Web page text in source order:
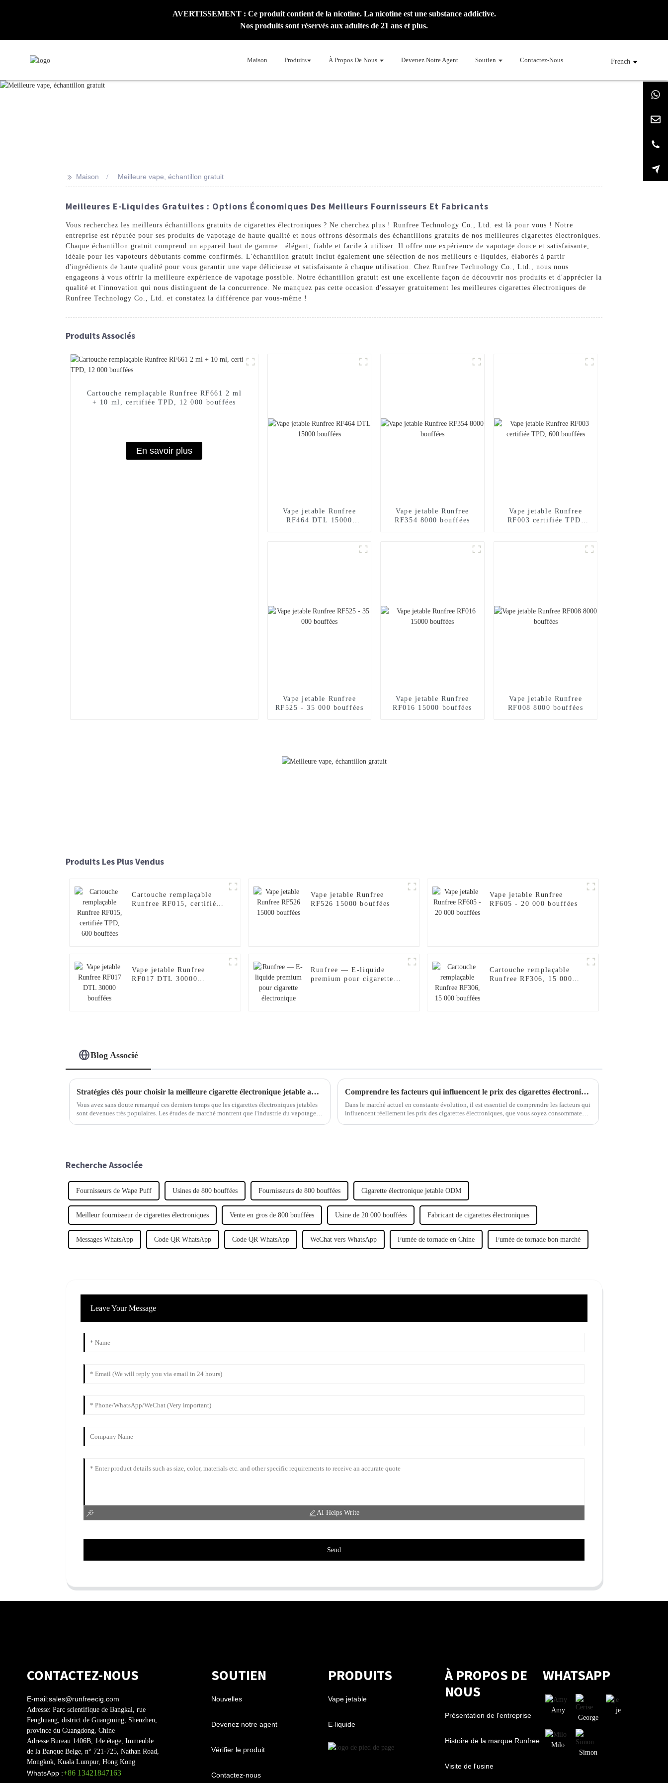
AVERTISSEMENT : Ce produit contient de la nicotine. La nicotine est une substance addictive.
Nos produits sont réservés aux adultes de 21 ans et plus.
Maison Produits À Propos De Nous Devenez Notre Agent Soutien Contactez-Nous French
>> Maison Meilleure vape, échantillon gratuit
Meilleures E-Liquides Gratuites : Options Économiques Des Meilleurs Fournisseurs Et Fabricants
Vous recherchez les meilleurs échantillons gratuits de cigarettes électroniques ? Ne cherchez plus ! Runfree Technology Co., Ltd. est là pour vous ! Notre
entreprise est réputée pour ses produits de vapotage de haute qualité et nous offrons désormais des échantillons gratuits de nos meilleures cigarettes électroniques.
Chaque échantillon gratuit comprend un appareil haut de gamme : élégant, fiable et facile à utiliser. Il offre une expérience de vapotage douce et satisfaisante,
idéale pour les vapoteurs débutants comme confirmés. L'échantillon gratuit inclut également une sélection de nos meilleurs e-liquides, élaborés à partir
d'ingrédients de haute qualité pour vous garantir une vape délicieuse et satisfaisante à chaque utilisation. Chez Runfree Technology Co., Ltd., nous nous
engageons à vous offrir la meilleure expérience de vapotage possible. Notre échantillon gratuit est une excellente façon de découvrir nos produits et d'apprécier la
qualité et l'innovation qui nous distinguent de la concurrence. Ne manquez pas cette occasion d'essayer gratuitement les meilleures cigarettes électroniques de
Runfree Technology Co., Ltd. et constatez la différence par vous-même !
Produits Associés
Cartouche remplaçable Runfree RF661 2 ml
+ 10 ml, certifiée TPD, 12 000 bouffées
En savoir plus
Vape jetable Runfree
RF464 DTL 15000
Vape jetable Runfree
RF354 8000 bouffées
Vape jetable Runfree
RF003 certifiée TPD,
Vape jetable Runfree
RF525 - 35 000 bouffées
Vape jetable Runfree
RF016 15000 bouffées
Vape jetable Runfree
RF008 8000 bouffées
Produits Les Plus Vendus
Cartouche remplaçable
Runfree RF015, certifiée
Vape jetable Runfree
RF526 15000 bouffées
Vape jetable Runfree
RF605 - 20 000 bouffées
Vape jetable Runfree
RF017 DTL 30000
Runfree — E-liquide
premium pour cigarette
Cartouche remplaçable
Runfree RF306, 15 000
Blog Associé
Stratégies clés pour choisir la meilleure cigarette électronique jetable adaptée à vos besoins
Vous avez sans doute remarqué ces derniers temps que les cigarettes électroniques jetables
sont devenues très populaires. Les études de marché montrent que l'industrie du vapotage
Comprendre les facteurs qui influencent le prix des cigarettes électroniques : un guide complet
Dans le marché actuel en constante évolution, il est essentiel de comprendre les facteurs qui
influencent réellement les prix des cigarettes électroniques, que vous soyez consommateur
Recherche Associée
Fournisseurs de Wape Puff Usines de 800 bouffées Fournisseurs de 800 bouffées Cigarette électronique jetable ODM
Meilleur fournisseur de cigarettes électroniques Vente en gros de 800 bouffées Usine de 20 000 bouffées Fabricant de cigarettes électroniques
Messages WhatsApp Code QR WhatsApp Code QR WhatsApp WeChat vers WhatsApp Fumée de tornade en Chine Fumée de tornade bon marché
Leave Your Message
AI Helps Write
Send
CONTACTEZ-NOUS
E-mail:sales@runfreecig.com
Adresse: Parc scientifique de Bangkai, rue
Fenghuang, district de Guangming, Shenzhen,
province du Guangdong, Chine
Adresse:Bureau 1406B, 14e étage, Immeuble
de la Banque Belge, n° 721-725, Nathan Road,
Mongkok, Kuala Lumpur, Hong Kong
WhatsApp :+86 13421847163
SOUTIEN
Nouvelles
Devenez notre agent
Vérifier le produit
Contactez-nous
PRODUITS
Vape jetable
E-liquide
À PROPOS DE
NOUS
Présentation de l'entreprise
Histoire de la marque Runfree
Visite de l'usine
WHATSAPP
Amy
George
je
Milo
Simon